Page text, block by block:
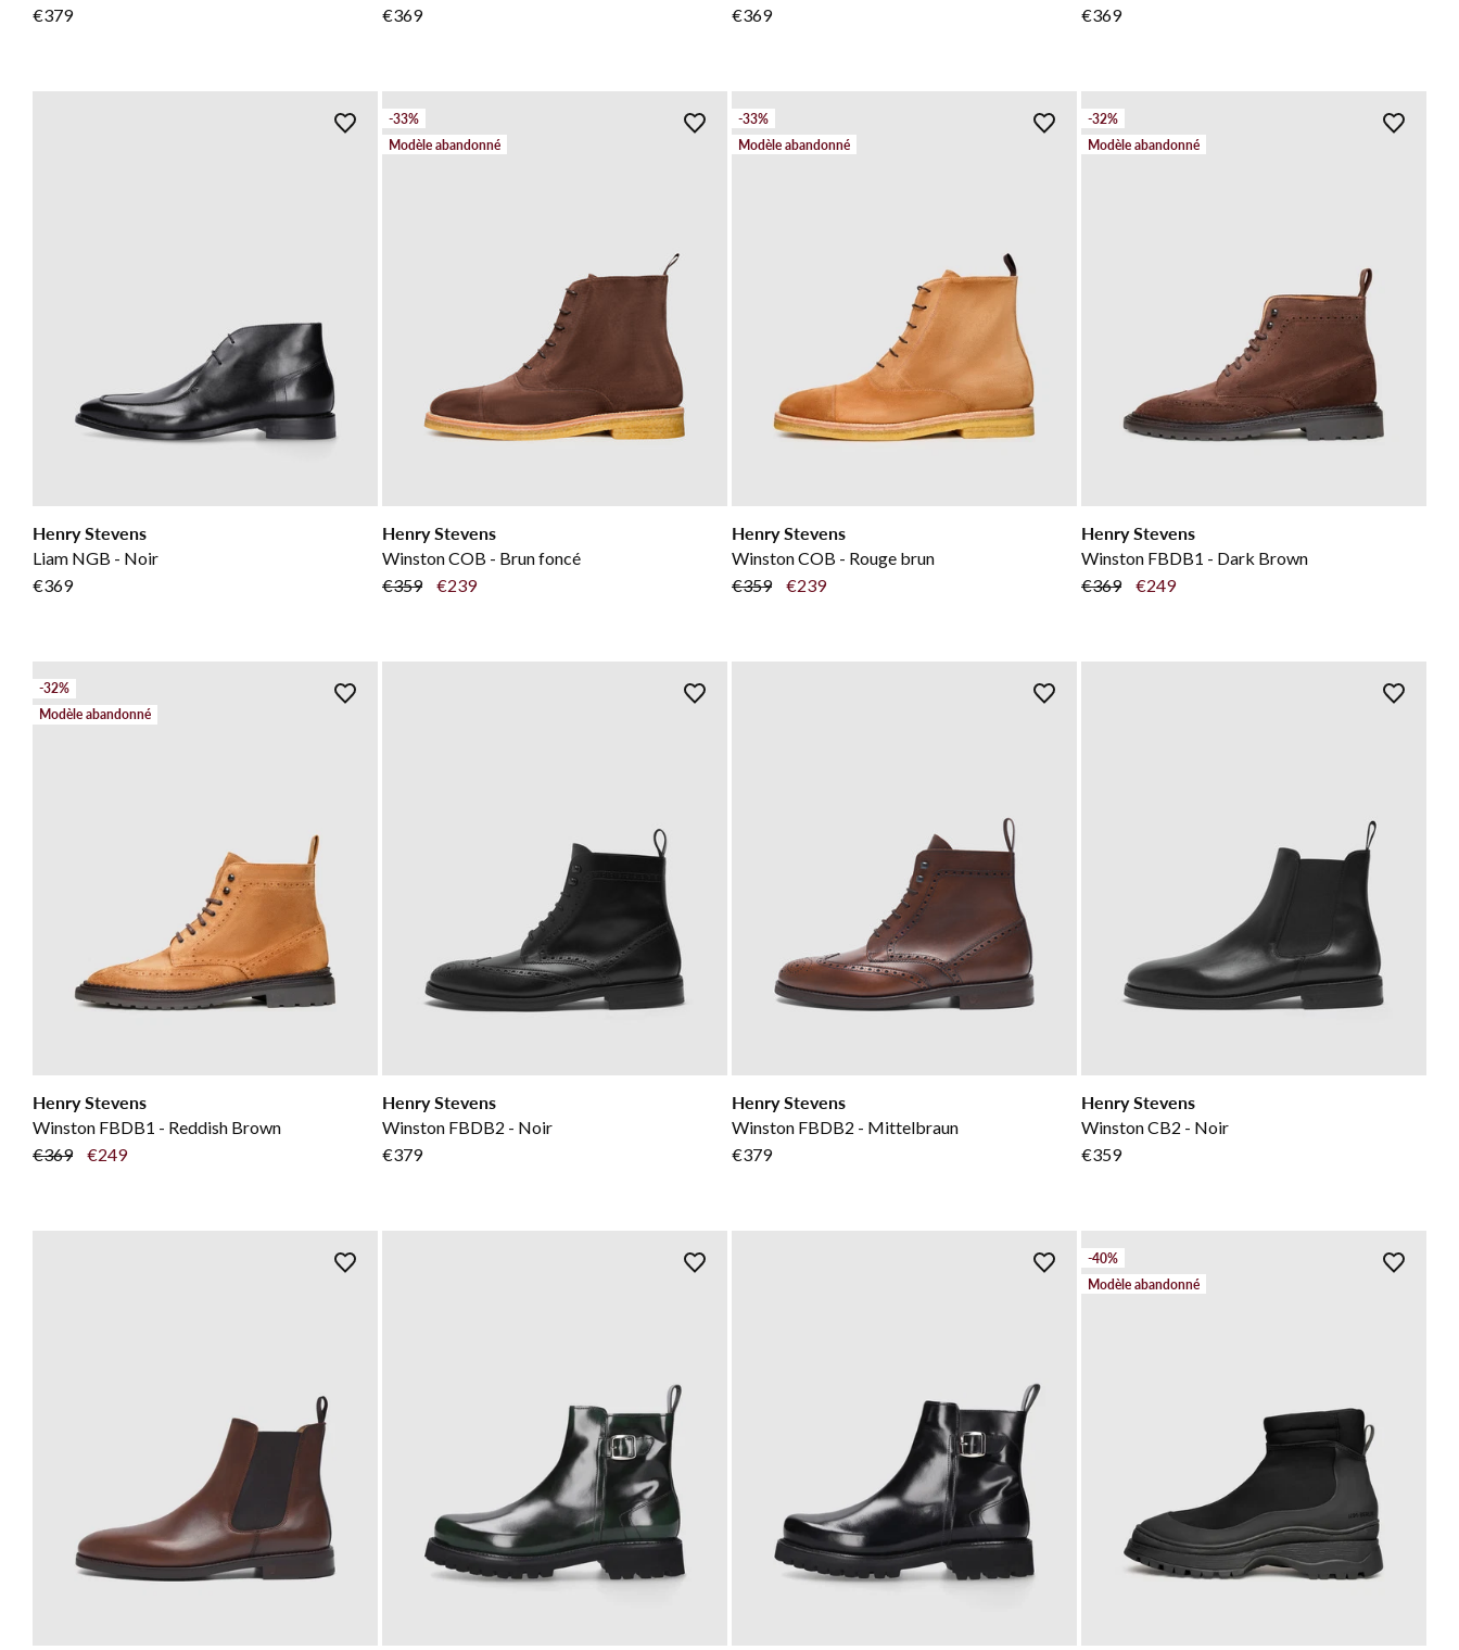
€379
€369
€369
€369
Henry Stevens
Liam NGB - Noir
€369
-33%
Modèle abandonné
Henry Stevens
Winston COB - Brun foncé
€359
€239
-33%
Modèle abandonné
Henry Stevens
Winston COB - Rouge brun
€359
€239
-32%
Modèle abandonné
Henry Stevens
Winston FBDB1 - Dark Brown
€369
€249
-32%
Modèle abandonné
Henry Stevens
Winston FBDB1 - Reddish Brown
€369
€249
Henry Stevens
Winston FBDB2 - Noir
€379
Henry Stevens
Winston FBDB2 - Mittelbraun
€379
Henry Stevens
Winston CB2 - Noir
€359
-40%
Modèle abandonné